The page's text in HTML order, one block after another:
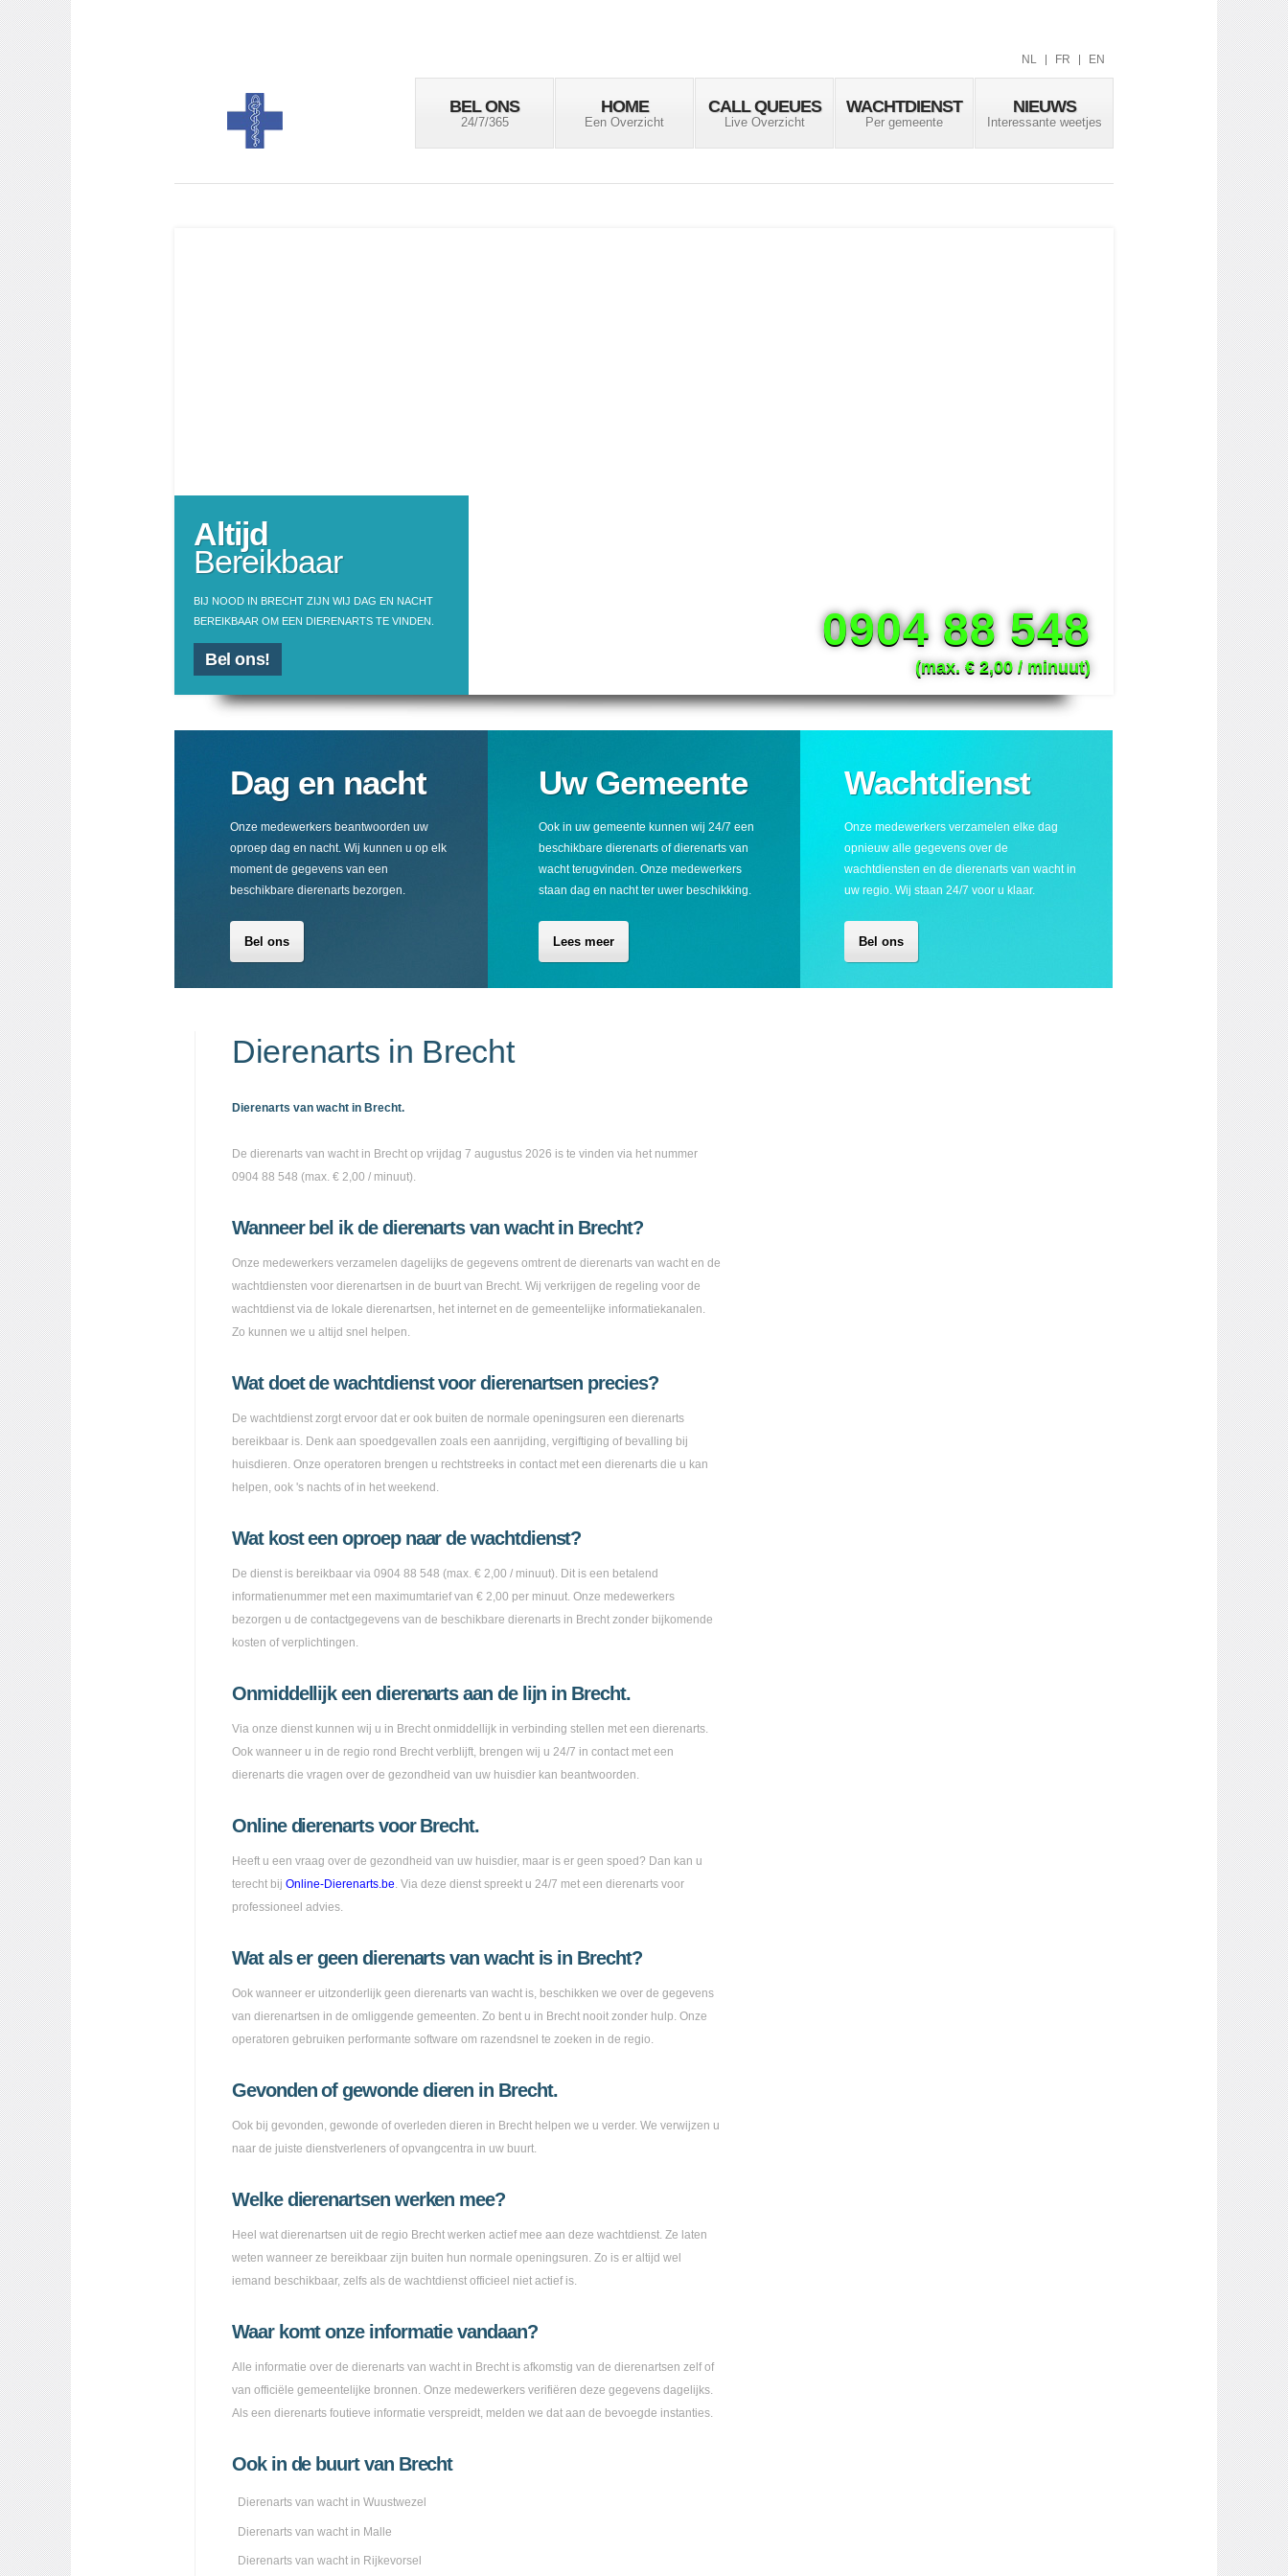
NL FR EN
BEL ONS
24/7/365
HOME
Een Overzicht
CALL QUEUES
Live Overzicht
WACHTDIENST
Per gemeente
NIEUWS
Interessante weetjes
Altijd
Bereikbaar
BIJ NOOD IN BRECHT ZIJN WIJ DAG EN NACHT
BEREIKBAAR OM EEN DIERENARTS TE VINDEN.
Bel ons!
0904 88 548
(max. € 2,00 / minuut)
Dag en nacht
Onze medewerkers beantwoorden uw
oproep dag en nacht. Wij kunnen u op elk
moment de gegevens van een
beschikbare dierenarts bezorgen.
Bel ons
Uw Gemeente
Ook in uw gemeente kunnen wij 24/7 een
beschikbare dierenarts of dierenarts van
wacht terugvinden. Onze medewerkers
staan dag en nacht ter uwer beschikking.
Lees meer
Wachtdienst
Onze medewerkers verzamelen elke dag
opnieuw alle gegevens over de
wachtdiensten en de dierenarts van wacht in
uw regio. Wij staan 24/7 voor u klaar.
Bel ons
Dierenarts in Brecht
Dierenarts van wacht in Brecht.
De dierenarts van wacht in Brecht op vrijdag 7 augustus 2026 is te vinden via het nummer
0904 88 548 (max. € 2,00 / minuut).
Wanneer bel ik de dierenarts van wacht in Brecht?
Onze medewerkers verzamelen dagelijks de gegevens omtrent de dierenarts van wacht en de
wachtdiensten voor dierenartsen in de buurt van Brecht. Wij verkrijgen de regeling voor de
wachtdienst via de lokale dierenartsen, het internet en de gemeentelijke informatiekanalen.
Zo kunnen we u altijd snel helpen.
Wat doet de wachtdienst voor dierenartsen precies?
De wachtdienst zorgt ervoor dat er ook buiten de normale openingsuren een dierenarts
bereikbaar is. Denk aan spoedgevallen zoals een aanrijding, vergiftiging of bevalling bij
huisdieren. Onze operatoren brengen u rechtstreeks in contact met een dierenarts die u kan
helpen, ook 's nachts of in het weekend.
Wat kost een oproep naar de wachtdienst?
De dienst is bereikbaar via 0904 88 548 (max. € 2,00 / minuut). Dit is een betalend
informatienummer met een maximumtarief van € 2,00 per minuut. Onze medewerkers
bezorgen u de contactgegevens van de beschikbare dierenarts in Brecht zonder bijkomende
kosten of verplichtingen.
Onmiddellijk een dierenarts aan de lijn in Brecht.
Via onze dienst kunnen wij u in Brecht onmiddellijk in verbinding stellen met een dierenarts.
Ook wanneer u in de regio rond Brecht verblijft, brengen wij u 24/7 in contact met een
dierenarts die vragen over de gezondheid van uw huisdier kan beantwoorden.
Online dierenarts voor Brecht.
Heeft u een vraag over de gezondheid van uw huisdier, maar is er geen spoed? Dan kan u
terecht bij Online-Dierenarts.be. Via deze dienst spreekt u 24/7 met een dierenarts voor
professioneel advies.
Wat als er geen dierenarts van wacht is in Brecht?
Ook wanneer er uitzonderlijk geen dierenarts van wacht is, beschikken we over de gegevens
van dierenartsen in de omliggende gemeenten. Zo bent u in Brecht nooit zonder hulp. Onze
operatoren gebruiken performante software om razendsnel te zoeken in de regio.
Gevonden of gewonde dieren in Brecht.
Ook bij gevonden, gewonde of overleden dieren in Brecht helpen we u verder. We verwijzen u
naar de juiste dienstverleners of opvangcentra in uw buurt.
Welke dierenartsen werken mee?
Heel wat dierenartsen uit de regio Brecht werken actief mee aan deze wachtdienst. Ze laten
weten wanneer ze bereikbaar zijn buiten hun normale openingsuren. Zo is er altijd wel
iemand beschikbaar, zelfs als de wachtdienst officieel niet actief is.
Waar komt onze informatie vandaan?
Alle informatie over de dierenarts van wacht in Brecht is afkomstig van de dierenartsen zelf of
van officiële gemeentelijke bronnen. Onze medewerkers verifiëren deze gegevens dagelijks.
Als een dierenarts foutieve informatie verspreidt, melden we dat aan de bevoegde instanties.
Ook in de buurt van Brecht
Dierenarts van wacht in Wuustwezel
Dierenarts van wacht in Malle
Dierenarts van wacht in Rijkevorsel